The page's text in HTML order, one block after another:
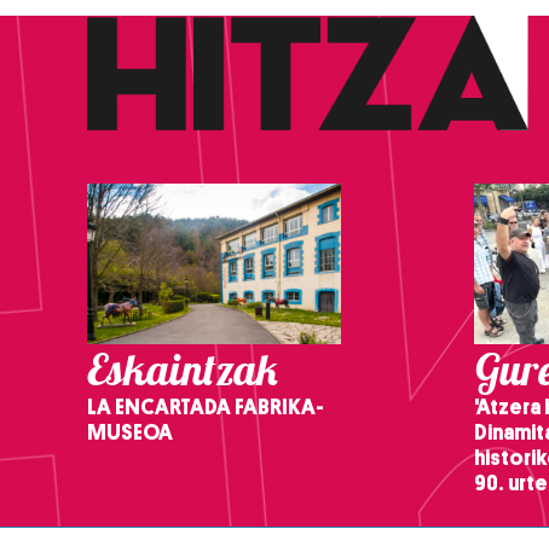
Eskaintzak
LA ENCARTADA FABRIKA-
MUSEOA
'Atzera
90.